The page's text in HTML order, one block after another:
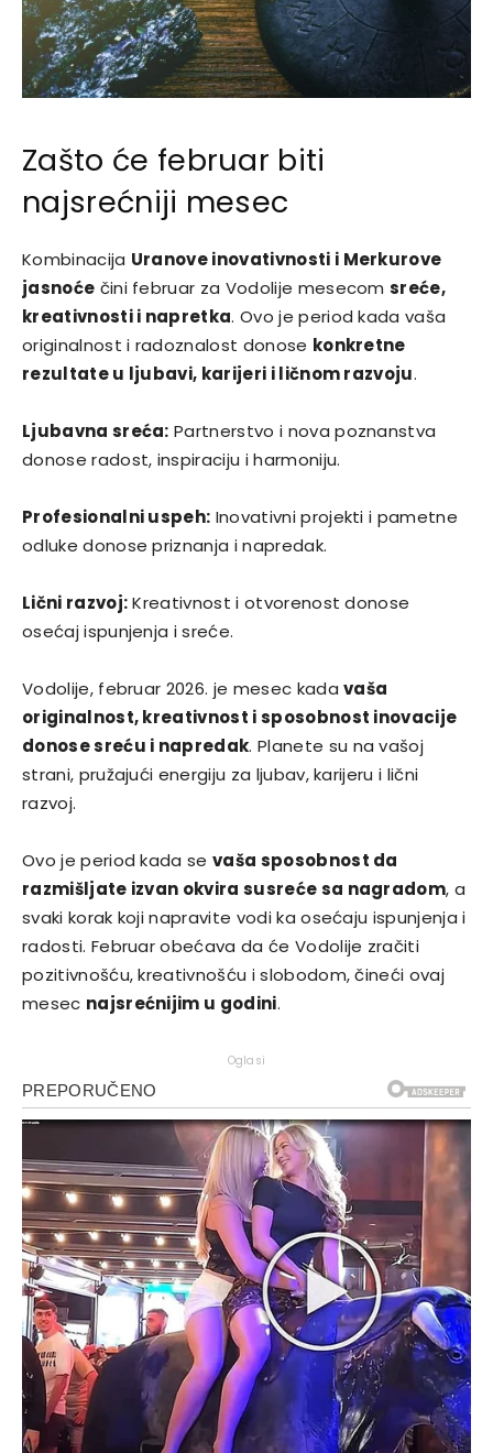
Zašto će februar biti
najsrećniji mesec
Kombinacija Uranove inovativnosti i Merkurove
jasnoće čini februar za Vodolije mesecomsreće,
kreativnosti i napretka. Ovo je period kada vaša
originalnost i radoznalost donose konkretne
rezultate u ljubavi, karijeri i ličnom razvoju.
Ljubavna sreća: Partnerstvo i nova poznanstva
donose radost, inspiraciju i harmoniju.
Profesionalni uspeh: Inovativni projekti i pametne
odluke donose priznanja i napredak.
Lični razvoj:Kreativnost i otvorenost donose
osećaj ispunjenja i sreće.
Vodolije, februar 2026. je mesec kadavaša
originalnost, kreativnost i sposobnost inovacije
donose sreću i napredak. Planete su na vašoj
strani, pružajući energiju za ljubav, karijeru i lični
razvoj.
Ovo je period kada sevaša sposobnost da
razmišljate izvan okvira susreće sa nagradom, a
svaki korak koji napravite vodi ka osećaju ispunjenja i
radosti. Februar obećava da će Vodolije zračiti
pozitivnošću, kreativnošću i slobodom, čineći ovaj
mesec najsrećnijim u godini.
Oglasi